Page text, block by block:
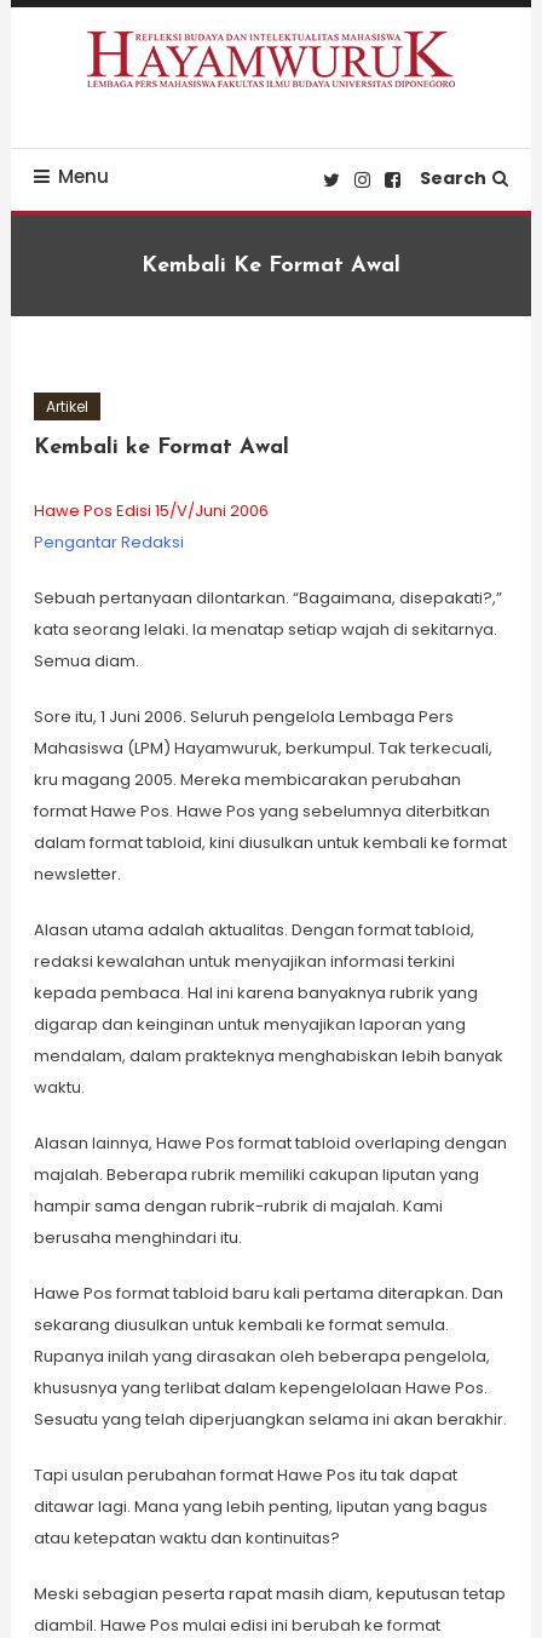
Skip
Menu Search
Kembali Ke Format Awal
Artikel
Kembali ke Format Awal
Hawe Pos Edisi 15/V/Juni 2006
Pengantar Redaksi
Sebuah pertanyaan dilontarkan. “Bagaimana, disepakati?,”
kata seorang lelaki. Ia menatap setiap wajah di sekitarnya.
Semua diam.
Sore itu, 1 Juni 2006. Seluruh pengelola Lembaga Pers
Mahasiswa (LPM) Hayamwuruk, berkumpul. Tak terkecuali,
kru magang 2005. Mereka membicarakan perubahan
format Hawe Pos. Hawe Pos yang sebelumnya diterbitkan
dalam format tabloid, kini diusulkan untuk kembali ke format
newsletter.
Alasan utama adalah aktualitas. Dengan format tabloid,
redaksi kewalahan untuk menyajikan informasi terkini
kepada pembaca. Hal ini karena banyaknya rubrik yang
digarap dan keinginan untuk menyajikan laporan yang
mendalam, dalam prakteknya menghabiskan lebih banyak
waktu.
Alasan lainnya, Hawe Pos format tabloid overlaping dengan
majalah. Beberapa rubrik memiliki cakupan liputan yang
hampir sama dengan rubrik-rubrik di majalah. Kami
berusaha menghindari itu.
Hawe Pos format tabloid baru kali pertama diterapkan. Dan
sekarang diusulkan untuk kembali ke format semula.
Rupanya inilah yang dirasakan oleh beberapa pengelola,
khususnya yang terlibat dalam kepengelolaan Hawe Pos.
Sesuatu yang telah diperjuangkan selama ini akan berakhir.
Tapi usulan perubahan format Hawe Pos itu tak dapat
ditawar lagi. Mana yang lebih penting, liputan yang bagus
atau ketepatan waktu dan kontinuitas?
Meski sebagian peserta rapat masih diam, keputusan tetap
diambil. Hawe Pos mulai edisi ini berubah ke format